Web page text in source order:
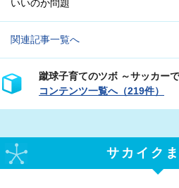
いいのか問題
関連記事一覧へ
蹴球子育てのツボ ～サッカー
コンテンツ一覧へ（219件）
サカイク